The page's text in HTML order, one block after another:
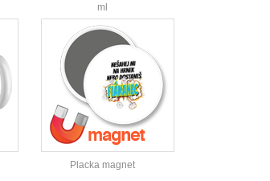
ml
Placka magnet